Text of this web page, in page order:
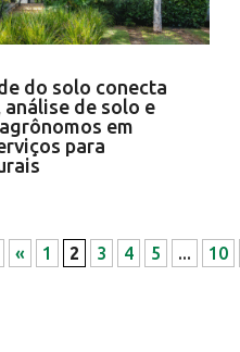
do solo conecta
de solo e
em
para
« 1 2 3 4 5 ... 10